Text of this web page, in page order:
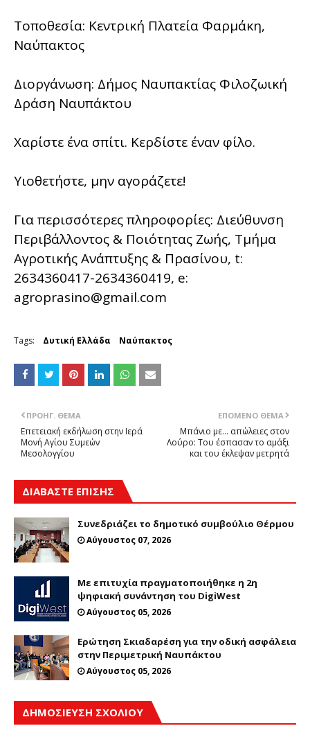
Τοποθεσία: Κεντρική Πλατεία Φαρμάκη,
Ναύπακτος
Διοργάνωση: Δήμος Ναυπακτίας Φιλοζωική
Δράση Ναυπάκτου
Χαρίστε ένα σπίτι. Κερδίστε έναν φίλο.
Υιοθετήστε, μην αγοράζετε!
Για περισσότερες πληροφορίες: Διεύθυνση
Περιβάλλοντος & Ποιότητας Ζωής, Τμήμα
Αγροτικής Ανάπτυξης & Πρασίνου, t:
2634360417-2634360419, e:
agroprasino@gmail.com
Tags: Δυτική Ελλάδα Ναύπακτος
ΕΠΌΜΕΝΟ ΘΈΜΑ
Μπάνιο με... απώλειες στον
Λούρο: Του έσπασαν το αμάξι
και του έκλεψαν μετρητά
ΠΡΟΗΓ. ΘΈΜΑ
Επετειακή εκδήλωση στην Ιερά
Μονή Αγίου Συμεών
Μεσολογγίου
ΔΙΑΒΑΣΤΕ ΕΠΙΣΗΣ
Συνεδριάζει το δημοτικό συμβούλιο Θέρμου
Αύγουστος 07, 2026
Με επιτυχία πραγματοποιήθηκε η 2η
ψηφιακή συνάντηση του DigiWest
Αύγουστος 05, 2026
Ερώτηση Σκιαδαρέση για την οδική ασφάλεια
στην Περιμετρική Ναυπάκτου
Αύγουστος 05, 2026
ΔΗΜΟΣΊΕΥΣΗ ΣΧΟΛΊΟΥ